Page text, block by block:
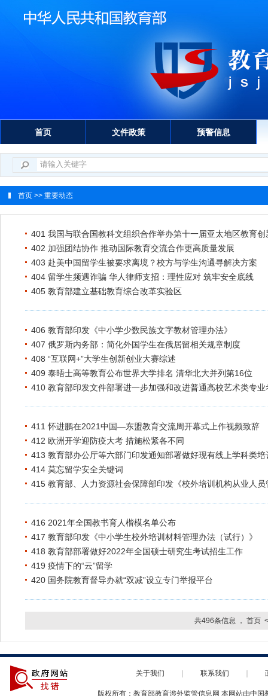
首页 文件政策 预警信息
首页 >> 重要动态
401 我国与联合国教科文组织合作举办第十一届亚太地区教育
402 加强团结协作 推动国际教育交流合作更高质量发展
403 赴美中国留学生被要求离境？校方与学生沟通寻解决方案
404 留学生频遇诈骗 华人律师支招：理性应对 筑牢安全底线
405 教育部建立基础教育综合改革实验区
406 教育部印发《中小学少数民族文字教材管理办法》
407 俄罗斯内务部：简化外国学生在俄居留相关规章制度
408 “互联网+”大学生创新创业大赛综述
409 泰晤士高等教育公布世界大学排名 清华北大并列第16位
410 教育部印发文件部署进一步加强和改进普通高校艺术类专
411 怀进鹏在2021中国—东盟教育交流周开幕式上作视频致辞
412 欧洲开学迎防疫大考 措施松紧各不同
413 教育部办公厅等六部门印发通知部署做好现有线上学科类
414 莫忘留学安全关键词
415 教育部、人力资源社会保障部印发《校外培训机构从业人
416 2021年全国教书育人楷模名单公布
417 教育部印发《中小学生校外培训材料管理办法（试行）》
418 教育部部署做好2022年全国硕士研究生考试招生工作
419 疫情下的“云”留学
420 国务院教育督导办就“双减”设立专门举报平台
共496条信息 ， 首页 <
关于我们 联系我们
版权所有：教育部教育涉外监管信息网 本网站由中